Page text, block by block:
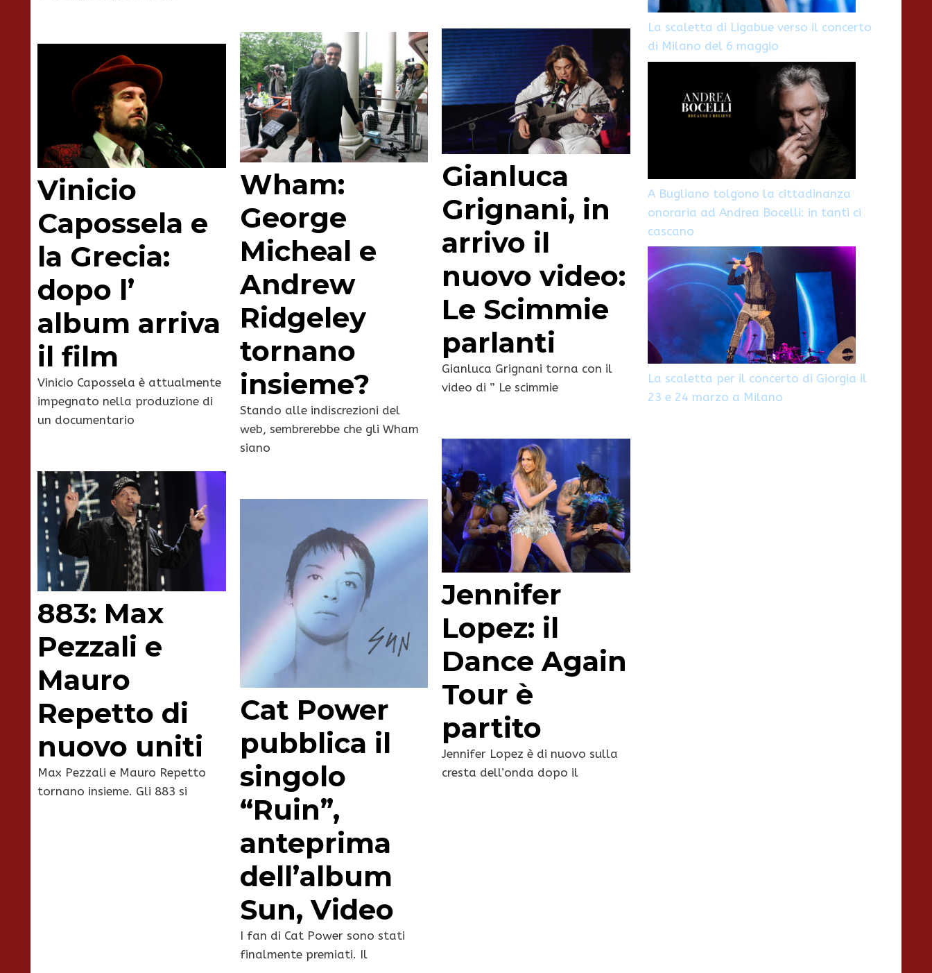
Gianluca
Grignani, in
arrivo il
nuovo video:
Le Scimmie
parlanti
Gianluca Grignani torna con il
video di ” Le scimmie
Wham:
George
Micheal e
Andrew
Ridgeley
tornano
insieme?
Stando alle indiscrezioni del
web, sembrerebbe che gli Wham
siano
Vinicio
Capossela e
la Grecia:
dopo l’
album arriva
il film
Vinicio Capossela è attualmente
impegnato nella produzione di
un documentario
Jennifer
Lopez: il
Dance Again
Tour è
partito
Jennifer Lopez è di nuovo sulla
cresta dell’onda dopo il
883: Max
Pezzali e
Mauro
Repetto di
nuovo uniti
Max Pezzali e Mauro Repetto
tornano insieme. Gli 883 si
Cat Power
pubblica il
singolo
“Ruin”,
anteprima
dell’album
Sun, Video
I fan di Cat Power sono stati
finalmente premiati. Il
La scaletta di Ligabue verso il concerto
di Milano del 6 maggio
A Bugliano tolgono la cittadinanza
onoraria ad Andrea Bocelli: in tanti ci
cascano
La scaletta per il concerto di Giorgia il
23 e 24 marzo a Milano